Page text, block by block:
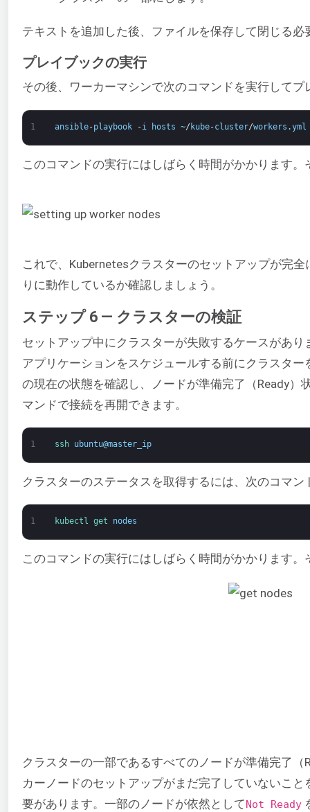
テキストを追加した後、ファイルを保存して閉じる必
プレイブックの実行
その後、ワーカーマシンで次のコマンドを実行して
1 ansible-playbook -i hosts ~/ kube-cluster/workers .yml
このコマンドの実行にはしばらく時間がかかります
これで、Kubernetesクラスターのセットアップが完
りに動作しているか確認しましょう。
ステップ 6 — クラスターの検証
セットアップ中にクラスターが失敗するケースがあ
アプリケーションをスケジュールする前にクラスタ
の現在の状態を確認し、ノードが準備完了（Ready
マンドで接続を再開できます。
1 ssh ubuntu@master_ip
クラスターのステータスを取得するには、次のコマン
1 kubectl get nodes
このコマンドの実行にはしばらく時間がかかります
クラスターの一部であるすべてのノードが準備完了
カーノードのセットアップがまだ完了していないこ
要があります。一部のノードが依然としてNot Ready